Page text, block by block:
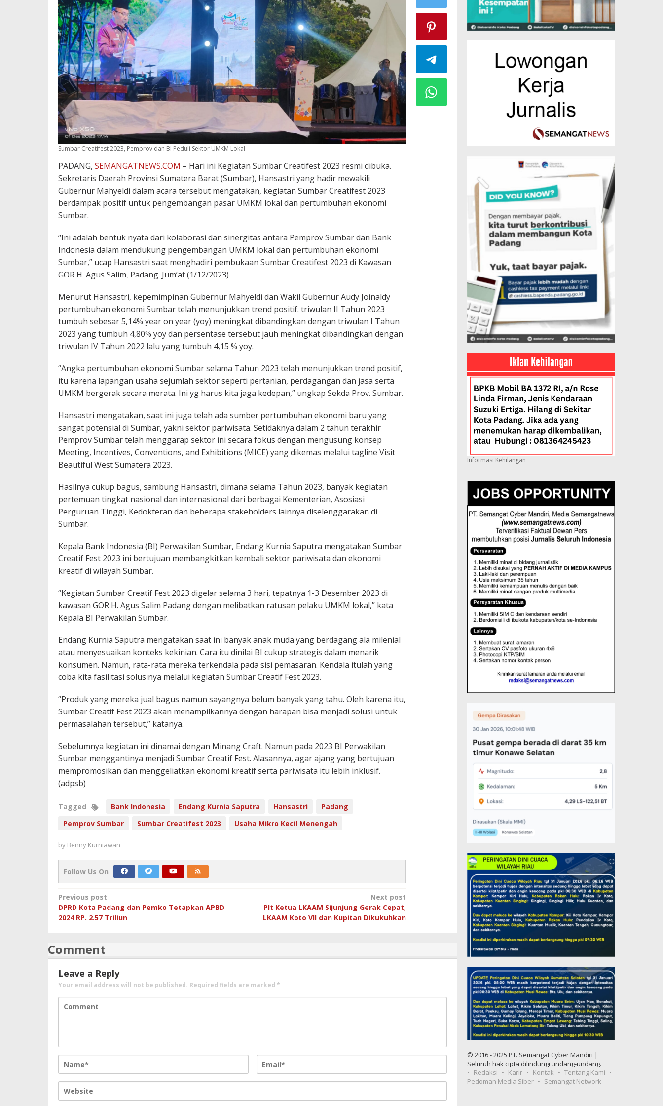
Sumbar Creatifest 2023, Pemprov dan BI Peduli Sektor UMKM Lokal
PADANG, SEMANGATNEWS.COM – Hari ini Kegiatan Sumbar Creatifest 2023 resmi dibuka.
Sekretaris Daerah Provinsi Sumatera Barat (Sumbar), Hansastri yang hadir mewakili
Gubernur Mahyeldi dalam acara tersebut mengatakan, kegiatan Sumbar Creatifest 2023
berdampak positif untuk pengembangan pasar UMKM lokal dan pertumbuhan ekonomi
Sumbar.
“Ini adalah bentuk nyata dari kolaborasi dan sinergitas antara Pemprov Sumbar dan Bank
Indonesia dalam mendukung pengembangan UMKM lokal dan pertumbuhan ekonomi
Sumbar,” ucap Hansastri saat menghadiri pembukaan Sumbar Creatifest 2023 di Kawasan
GOR H. Agus Salim, Padang. Jum’at (1/12/2023).
Menurut Hansastri, kepemimpinan Gubernur Mahyeldi dan Wakil Gubernur Audy Joinaldy
pertumbuhan ekonomi Sumbar telah menunjukkan trend positif. triwulan II Tahun 2023
tumbuh sebesar 5,14% year on year (yoy) meningkat dibandingkan dengan triwulan I Tahun
2023 yang tumbuh 4,80% yoy dan persentase tersebut jauh meningkat dibandingkan dengan
triwulan IV Tahun 2022 lalu yang tumbuh 4,15 % yoy.
“Angka pertumbuhan ekonomi Sumbar selama Tahun 2023 telah menunjukkan trend positif,
itu karena lapangan usaha sejumlah sektor seperti pertanian, perdagangan dan jasa serta
UMKM bergerak secara merata. Ini yg harus kita jaga kedepan,” ungkap Sekda Prov. Sumbar.
Hansastri mengatakan, saat ini juga telah ada sumber pertumbuhan ekonomi baru yang
sangat potensial di Sumbar, yakni sektor pariwisata. Setidaknya dalam 2 tahun terakhir
Pemprov Sumbar telah menggarap sektor ini secara fokus dengan mengusung konsep
Meeting, Incentives, Conventions, and Exhibitions (MICE) yang dikemas melalui tagline Visit
Beautiful West Sumatera 2023.
Hasilnya cukup bagus, sambung Hansastri, dimana selama Tahun 2023, banyak kegiatan
pertemuan tingkat nasional dan internasional dari berbagai Kementerian, Asosiasi
Perguruan Tinggi, Kedokteran dan beberapa stakeholders lainnya diselenggarakan di
Sumbar.
Kepala Bank Indonesia (BI) Perwakilan Sumbar, Endang Kurnia Saputra mengatakan Sumbar
Creatif Fest 2023 ini bertujuan membangkitkan kembali sektor pariwisata dan ekonomi
kreatif di wilayah Sumbar.
“Kegiatan Sumbar Creatif Fest 2023 digelar selama 3 hari, tepatnya 1-3 Desember 2023 di
kawasan GOR H. Agus Salim Padang dengan melibatkan ratusan pelaku UMKM lokal,” kata
Kepala BI Perwakilan Sumbar.
Endang Kurnia Saputra mengatakan saat ini banyak anak muda yang berdagang ala milenial
atau menyesuaikan konteks kekinian. Cara itu dinilai BI cukup strategis dalam menarik
konsumen. Namun, rata-rata mereka terkendala pada sisi pemasaran. Kendala itulah yang
coba kita fasilitasi solusinya melalui kegiatan Sumbar Creatif Fest 2023.
“Produk yang mereka jual bagus namun sayangnya belum banyak yang tahu. Oleh karena itu,
Sumbar Creatif Fest 2023 akan menampilkannya dengan harapan bisa menjadi solusi untuk
permasalahan tersebut,” katanya.
Sebelumnya kegiatan ini dinamai dengan Minang Craft. Namun pada 2023 BI Perwakilan
Sumbar menggantinya menjadi Sumbar Creatif Fest. Alasannya, agar ajang yang bertujuan
mempromosikan dan menggeliatkan ekonomi kreatif serta pariwisata itu lebih inklusif.
(adpsb)
Tagged Bank Indonesia Endang Kurnia Saputra Hansastri
Padang
Pemprov Sumbar
Sumbar Creatifest 2023 Usaha Mikro Kecil Menengah
by Benny Kurniawan
Follow Us On
Post
navigation
Previous post
DPRD Kota Padang dan Pemko Tetapkan APBD
2024 RP. 2.57 Triliun
Next post
Plt Ketua LKAAM Sijunjung Gerak Cepat,
LKAAM Koto VII dan Kupitan Dikukuhkan
Comment
Leave a Reply
Your email address will not be published. Required fields are marked *
Informasi Kehilangan
© 2016 - 2025 PT. Semangat Cyber Mandiri |
Seluruh hak cipta dilindungi undang-undang.
Redaksi
Karir Kontak
Tentang Kami
Pedoman Media Siber
Semangat Network